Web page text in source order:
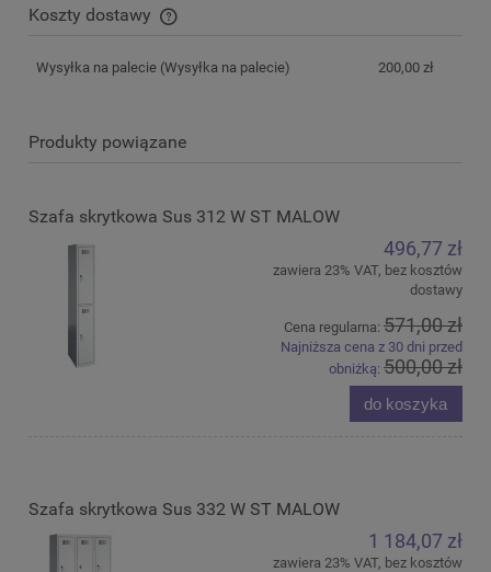
Koszty dostawy
Cena nie zawiera ewentualnych kosztów płatności
Wysyłka na palecie(Wysyłka na palecie) 200,00 zł
Produkty powiązane
Szafa skrytkowa Sus 312 W ST MALOW
496,77 zł
zawiera 23% VAT, bez kosztów
dostawy
Cena regularna: 571,00 zł
Najniższa cena z 30 dni przed
obniżką: 500,00 zł
do koszyka
Szafa skrytkowa Sus 332 W ST MALOW
1 184,07 zł
zawiera 23% VAT, bez kosztów